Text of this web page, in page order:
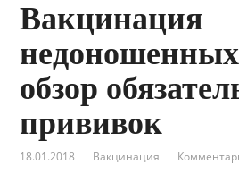
Вакцинация
недоношенных
обзор
прививок
18.01.2018 Вакцинация